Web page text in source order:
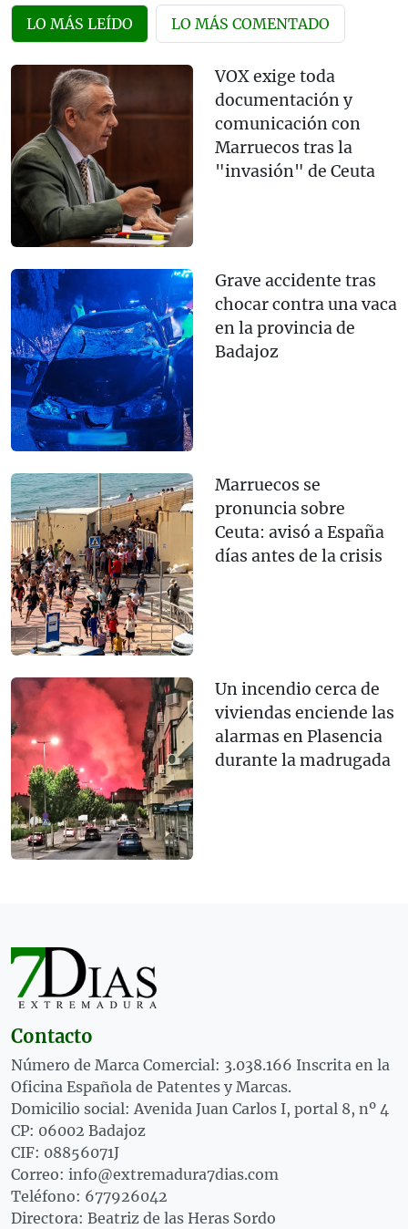
LO MÁS LEÍDO LO MÁS COMENTADO
VOX exige toda
documentación y
comunicación con
Marruecos tras la
"invasión" de Ceuta
Grave accidente tras
chocar contra una vaca
en la provincia de
Badajoz
Marruecos se
pronuncia sobre
Ceuta: avisó a España
días antes de la crisis
Un incendio cerca de
viviendas enciende las
alarmas en Plasencia
durante la madrugada
Contacto
Número de Marca Comercial: 3.038.166 Inscrita en la
Oficina Española de Patentes y Marcas.
Domicilio social: Avenida Juan Carlos I, portal 8, nº 4
CP: 06002 Badajoz
CIF: 08856071J
Correo: info@extremadura7dias.com
Teléfono: 677926042
Directora: Beatriz de las Heras Sordo